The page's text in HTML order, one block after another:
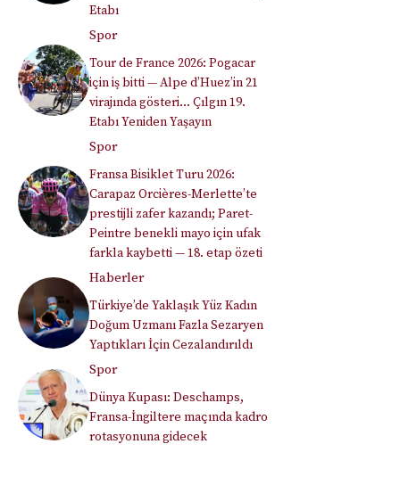
Etabı
Spor
Tour de France 2026: Pogacar
için iş bitti — Alpe d’Huez’in 21
virajında gösteri… Çılgın 19.
Etabı Yeniden Yaşayın
Spor
Fransa Bisiklet Turu 2026:
Carapaz Orcières-Merlette’te
prestijli zafer kazandı; Paret-
Peintre benekli mayo için ufak
farkla kaybetti — 18. etap özeti
Haberler
Türkiye’de Yaklaşık Yüz Kadın
Doğum Uzmanı Fazla Sezaryen
Yaptıkları İçin Cezalandırıldı
Spor
Dünya Kupası: Deschamps,
Fransa-İngiltere maçında kadro
rotasyonuna gidecek